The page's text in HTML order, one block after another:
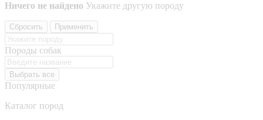
Ничего не найдено Укажите другую породу
Сбросить Применить
Породы собак
Выбрать все
Популярные
Каталог пород